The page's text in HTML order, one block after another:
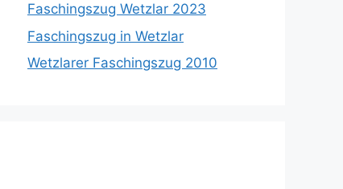
Faschingszug Wetzlar 2023
Faschingszug in Wetzlar
Wetzlarer Faschingszug 2010